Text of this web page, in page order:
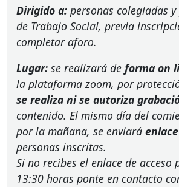
Dirigido a: personas colegiadas
de Trabajo Social, previa
completar aforo.
Lugar: se realizará de forma on
la plataforma zoom, por
se realiza ni se autoriza
contenido. El mismo día del
por la mañana, se enviará
personas inscritas.
Si no recibes el enlace de acceso
13:30 horas ponte en contacto